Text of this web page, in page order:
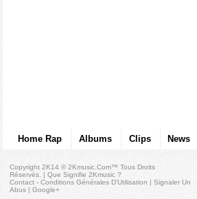
Home Rap Albums Clips News
Copyright 2K14 © 2Kmusic.com™Tous Droits
Réservés . |Que Signifie 2Kmusic ?
Contact - Conditions Générales D'Utilisation |Signaler Un
Abus |Google+